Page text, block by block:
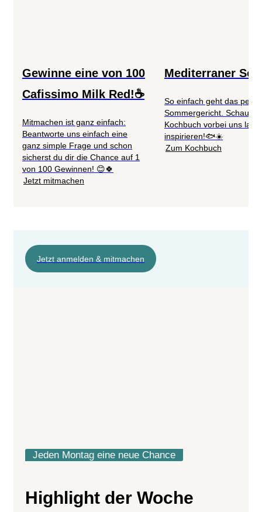
Gewinne eine von 100
Cafissimo Milk Red!☕
Mitmachen ist ganz einfach:
Beantworte uns einfach eine
ganz simple Frage und schon
sicherst du dir die Chance auf 1
von 100 Gewinnen! 😊🍀
Jetzt mitmachen
Mediterraner
So einfach geht das
Sommergericht. Schau im
Kochbuch vorbei uns lass
inspirieren!🐟☀️
Zum Kochbuch
Jetzt anmelden & mitmachen
Jeden Montag eine neue Chance
Highlight der Woche